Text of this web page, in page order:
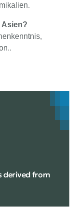
Asien?
derived from